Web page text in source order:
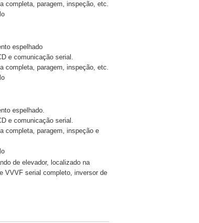
completa, paragem, inspeção, etc.
espelhado
e comunicação serial.
completa, paragem, inspeção, etc.
espelhado.
e comunicação serial.
completa, paragem, inspeção e
de elevador, localizado na
VVVF serial completo, inversor de